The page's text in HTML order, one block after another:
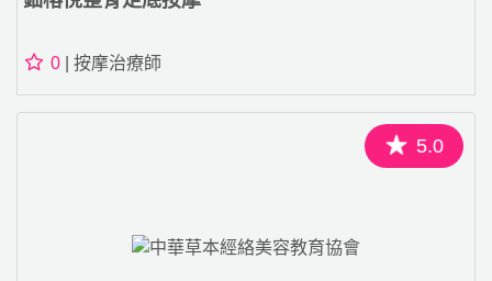
0 | 按摩治療師
5.0